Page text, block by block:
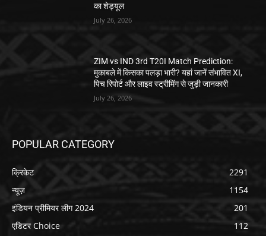
का शेड्यूल
July 26, 2026
ZIM vs IND 3rd T20I Match Prediction:
मुकाबले में किसका पलड़ा भारी? यहां जानें संभावित XI,
पिच रिपोर्ट और लाइव स्ट्रीमिंग से जुड़ी जानकारी
July 26, 2026
POPULAR CATEGORY
क्रिकेट
2291
न्यूज़
1154
इंडियन प्रीमियर लीग 2024
201
एडिटर Choice
112